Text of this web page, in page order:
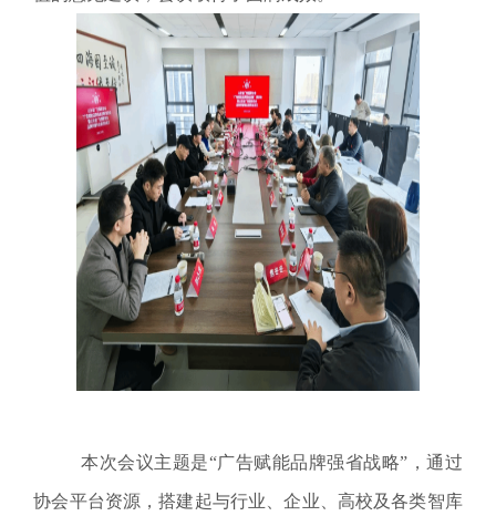
本次会议主题是“广告赋能品牌强省战略”，通过
协会平台资源，搭建起与行业、企业、高校及各类智库